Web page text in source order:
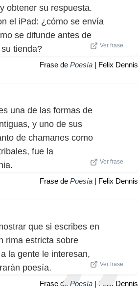
obtener su respuesta.
el iPad: ¿cómo se envía
se difunde antes de
tienda?
Ver frase
Frase de Poesía | Felix Dennis
una de las formas de
y uno de sus
de chamanes como
fue la
Ver frase
Frase de Poesía | Felix Dennis
que si escribes en
rima estricta sobre
la gente le interesan,
poesía.
Ver frase
Frase de Poesía | Felix Dennis